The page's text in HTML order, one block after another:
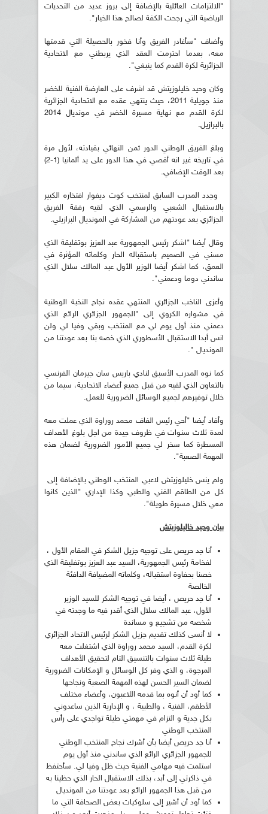
"الالتزامات العائلية بالإضافة إلى بروز عديد من التحديات
الرياضية التي رجحت الكفة لصالح هذا الخيار".
وأضاف "سأغادر الفريق وأنا فخور بالحصيلة التي قدمتها
معه، بعدما احترمت العقد الذي يربطني مع الاتحادية
الجزائرية لكرة القدم كما ينبغي".
وكان وحيد خليلوزيتش قد اشرف على العارضة الفنية للخضر
منذ جويلية 2011، حيث ينتهي عقده مع الاتحادية الجزائرية
لكرة القدم مع نهاية مسيرة الخضر في مونديال 2014
بالبرازيل.
وبلغ الفريق الوطني الدور ثمن النهائي بقيادته، لأول مرة
في تاريخه غير انه أقصي في هذا الدور على يد ألمانيا (1-2)
بعد الوقت الإضافي.
وجدد المدرب السابق لمنتخب كوت ديفوار افتخاره الكبير
بالاستقبال الشعبي والرسمي الذي لقيه رفقة الفريق
الجزائري بعد عودتهم من المشاركة في المونديال البرازيلي.
وقال أيضا "اشكر رئيس الجمهورية عبد العزيز بوتفليقة الذي
مسني في الصميم باستقباله الحار وكلماته المؤثرة في
العمق، كما اشكر أيضا الوزير الأول عبد المالك سلال الذي
ساندني دوما ودعمني".
وأعزى الناخب الجزائري المنتهي عقده نجاح النخبة الوطنية
في مشواره الكروي إلى "الجمهور الجزائري الرائع الذي
دعمني منذ أول يوم لي مع المنتخب وبقي وفيا لي ولن
انس أبدا الاستقبال الأسطوري الذي خصه بنا بعد عودتنا من
المونديال ".
كما نوه المدرب الأسبق لنادي باريس سان جيرمان الفرنسي
بالتعاون الذي لقيه من قبل جميع أعضاء الاتحادية، سيما من
خلال توفيرهم لجميع الوسائل الضرورية للعمل.
وأفاد أيضا "أحي رئيس الفاف محمد روراوة الذي عملت معه
لمدة ثلاث سنوات في ظروف جيدة من اجل بلوغ الأهداف
المسطرة كما سخر لي جميع الأمور الضرورية لضمان هذه
المهمة الصعبة".
ولم ينس خليلوزيتش لاعبي المنتخب الوطني بالإضافة إلى
كل من الطاقم الفني والطبي وكذا الإداري "الذين كانوا
معي خلال مسيرة طويلة".
بيان وحيد خاليلوزيتش
أنا جد حريص على توجيه جزيل الشكر في المقام الأول ،
لفخامة رئيس الجمهورية، السيد عبد العزيز بوتفليقة الذي
خصنا بحفاوة استقباله، وكلماته المضيافة الدافئة
الخالصة
أنا جد حريص ، أيضا في توجيه الشكر للسيد الوزير
الأول، عبد المالك سلال الذي أقدر فيه ما وجدته في
شخصه من تشجيع و مساندة
لا أنسى كذلك تقديم جزيل الشكر لرئيس الاتحاد الجزائري
لكرة القدم، السيد محمد روراوة الذي اشتغلت معه
طيلة ثلاث سنوات بالتنسيق التام لتحقيق الأهداف
المرجوة، و الذي وفر كل الوسائل و الإمكانات الضرورية
لضمان السير الحسن لهذه المهمة الصعبة ونجاحها
كما أود أن أنوه بما قدمه اللاعبون، وأعضاء مختلف
الأطقم، الفنية ، والطبية ، و الإدارية الذين ساعدوني
بكل جدية و التزام في مهمتي طيلة تواجدي على رأس
المنتخب الوطني
أنا جد حريص أيضا بأن أشرك نجاح المنتخب الوطني
للجمهور الجزائري الرائع الذي ساندني منذ أول يوم
استلمت فيه مهامي الفنية حيث ظل وفيا لي. سأحتفظ
في ذاكرتي إلى أبد، بذلك الاستقبال الحار الذي حظينا به
من قبل هذا الجمهور الرائع بعد عودتنا من المونديال
كما أود أن أشير إلى سلوكيات بعض الصحافة التي ما